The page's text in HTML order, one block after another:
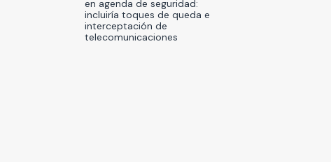
en agenda de seguridad:
incluiría toques de queda e
interceptación de
telecomunicaciones